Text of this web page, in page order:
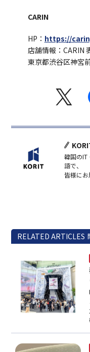
CARIN
HP： https://
店舗情報：CARIN
東京都渋谷区神宮
韓国のIT
語で、
皆様にお
RELATED ARTICLES